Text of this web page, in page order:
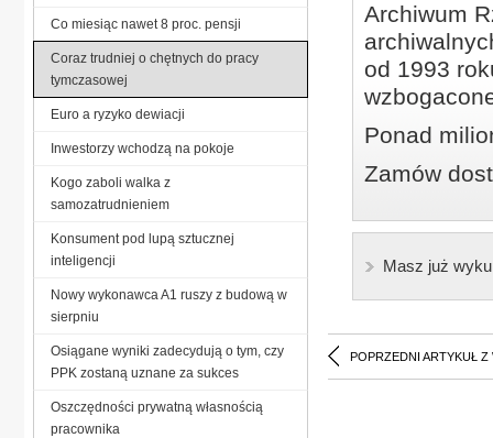
Archiwum
od 1993
Ponad
Zamów
Masz już
POPRZEDNI ARTYKUŁ Z
Co miesiąc nawet 8 proc. pensji
Coraz trudniej o chętnych do pracy
tymczasowej
Euro a ryzyko dewiacji
Inwestorzy wchodzą na pokoje
Kogo zaboli walka z
samozatrudnieniem
Konsument pod lupą sztucznej
inteligencji
Nowy wykonawca A1 ruszy z budową w
sierpniu
Osiągane wyniki zadecydują o tym, czy
PPK zostaną uznane za sukces
Oszczędności prywatną własnością
pracownika